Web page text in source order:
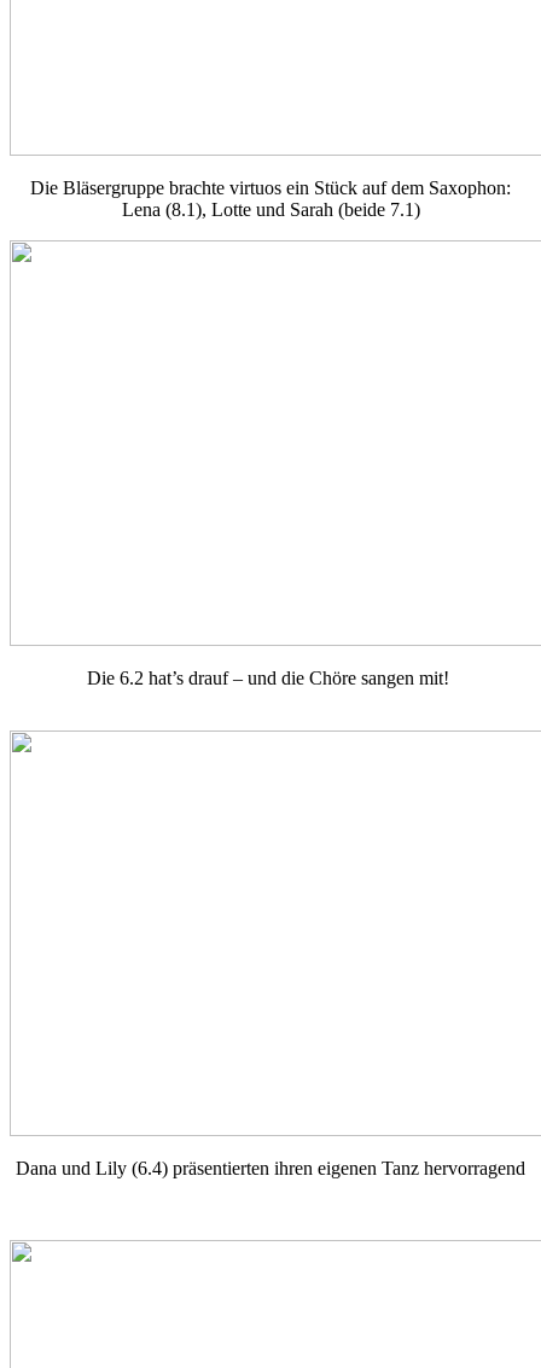
Die Bläsergruppe brachte virtuos ein Stück auf dem Saxophon:
Lena (8.1), Lotte und Sarah (beide 7.1)
Die 6.2 hat’s drauf – und die Chöre sangen mit!
Dana und Lily (6.4) präsentierten ihren eigenen Tanz hervorragend